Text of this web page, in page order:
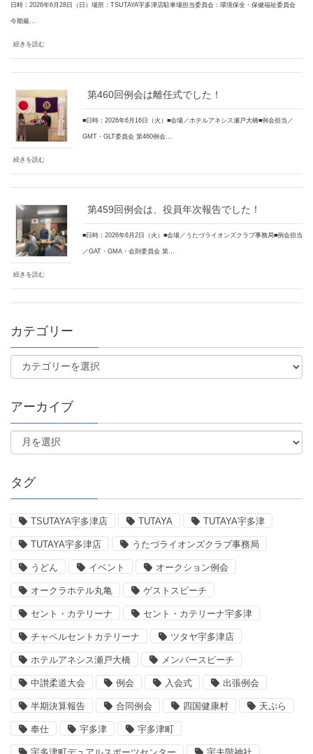
日時：2026年6月28日（日）場所：TSUTAYA宇多津店駐車場担当委員会：環境保全・保健福祉委員会
今期最…
続きを読む
第460回例会は離任式でした！
■日時：2026年6月16日（火）■会場／ホテルアネシス瀬戸大橋■例会担当／
GMT・GLT委員会 第460例会…
続きを読む
第459回例会は、役員年次報告でした！
■日時：2026年6月2日（火）■会場／うたづライオンズクラブ事務局■例会担当
／GAT・GMA・会則委員会 第…
続きを読む
カテゴリー
アーカイブ
タグ
TSUTAYA宇多津店 TUTAYA TUTAYA宇多津
TUTAYA宇多津店 うたづライオンズクラブ事務局
うどん イベント オークション例会
オークラホテル丸亀 ゲストスピーチ
セント・カテリーナ セント・カテリーナ宇多津
チャペルセントカテリーナ ツタヤ宇多津店
ホテルアネシス瀬戸大橋 メンバースピーチ
中讃柔道大会 例会 入会式 出張例会
半期決算報告 合同例会 四国健康村 天ぷら
奉仕 宇多津 宇多津町